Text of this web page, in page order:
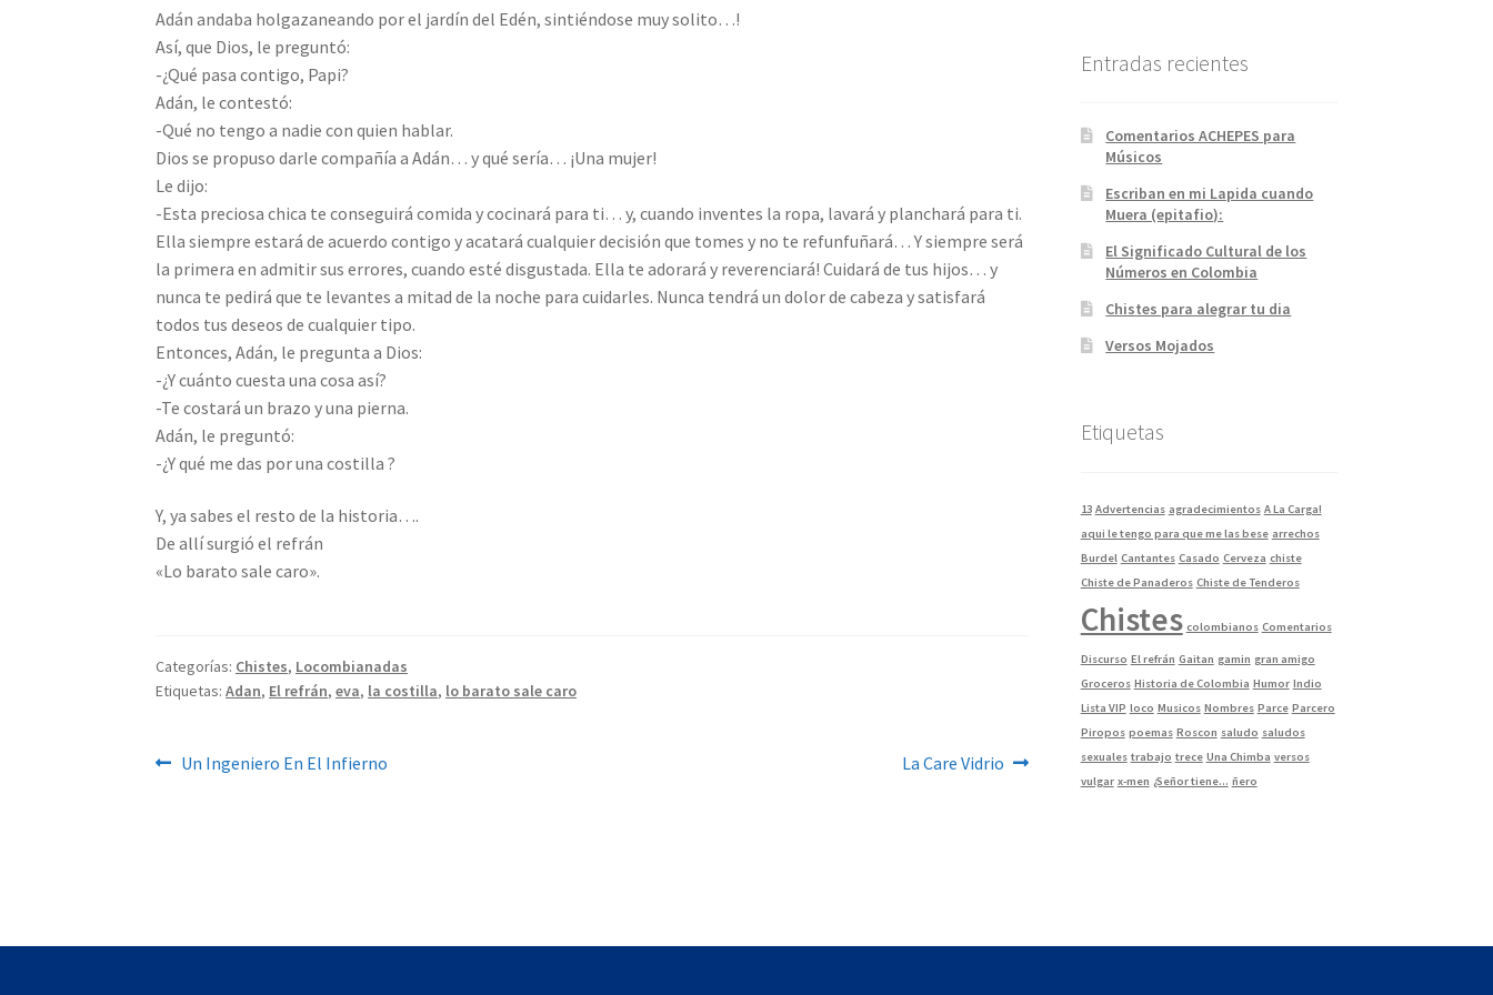
Adán andaba holgazaneando por el jardín del Edén, sintiéndose muy solito…!
Así, que Dios, le preguntó:
-¿Qué pasa contigo, Papi?
Adán, le contestó:
-Qué no tengo a nadie con quien hablar.
Dios se propuso darle compañía a Adán… y qué sería… ¡Una mujer!
Le dijo:
-Esta preciosa chica te conseguirá comida y cocinará para ti… y, cuando inventes la ropa, lavará y planchará para ti.
Ella siempre estará de acuerdo contigo y acatará cualquier decisión que tomes y no te refunfuñará… Y siempre será
la primera en admitir sus errores, cuando esté disgustada. Ella te adorará y reverenciará! Cuidará de tus hijos… y
nunca te pedirá que te levantes a mitad de la noche para cuidarles. Nunca tendrá un dolor de cabeza y satisfará
todos tus deseos de cualquier tipo.
Entonces, Adán, le pregunta a Dios:
-¿Y cuánto cuesta una cosa así?
-Te costará un brazo y una pierna.
Adán, le preguntó:
-¿Y qué me das por una costilla ?
Y, ya sabes el resto de la historia….
De allí surgió el refrán
«Lo barato sale caro».
Categorías: Chistes, Locombianadas
Etiquetas:Adan, El refrán,eva, la costilla, lo barato sale caro
Navegación
Anterior:
Un Ingeniero En El Infierno Siguiente:
La Care Vidrio
Entradas recientes
Comentarios ACHEPES para
Músicos
Escriban en mi Lapida cuando
Muera (epitafio):
El Significado Cultural de los
Números en Colombia
Chistes para alegrar tu dia
Versos Mojados
Etiquetas
13 Advertencias agradecimientos A La Carga!
aqui le tengo para que me las bese arrechos
Burdel Cantantes Casado Cerveza chiste
Chiste de Panaderos Chiste de Tenderos
Chistes colombianos Comentarios
Discurso El refrán Gaitan gamin gran amigo
Groceros Historia de Colombia Humor Indio
Lista VIP loco Musicos Nombres Parce Parcero
Piropos poemas Roscon saludo saludos
sexuales trabajo trece Una Chimba versos
vulgar x-men ¿Señor tiene... ñero